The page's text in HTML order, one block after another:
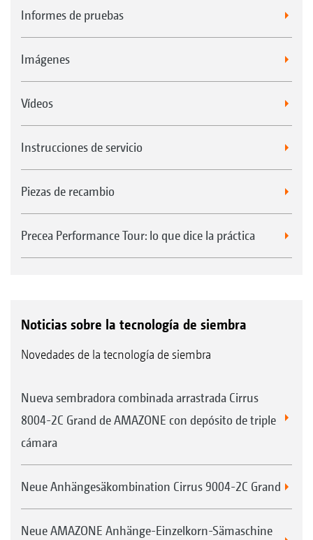
Informes de pruebas
Imágenes
Vídeos
Instrucciones de servicio
Piezas de recambio
Precea Performance Tour: lo que dice la práctica
Noticias sobre la tecnología de siembra
Novedades de la tecnología de siembra
Nueva sembradora combinada arrastrada Cirrus
8004-2C Grand de AMAZONE con depósito de triple
cámara
Neue Anhängesäkombination Cirrus 9004-2C Grand
Neue AMAZONE Anhänge-Einzelkorn-Sämaschine